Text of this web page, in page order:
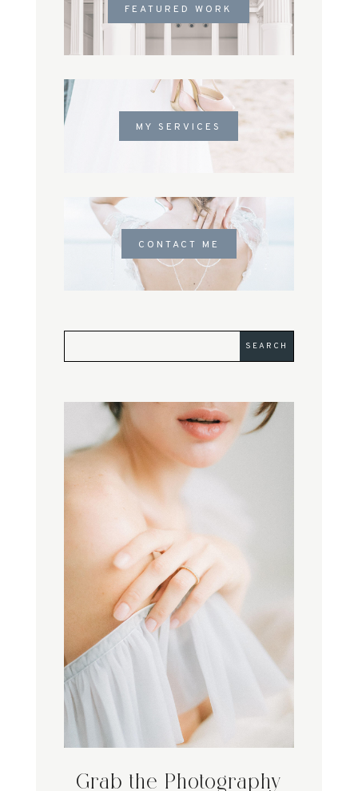
FEATURED WORK
MY SERVICES
CONTACT ME
Grab the Photography